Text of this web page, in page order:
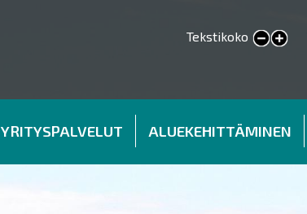
Tekstikoko
smaller text
larger text
YRITYSPALVELUT ALUEKEHITTÄMINEN